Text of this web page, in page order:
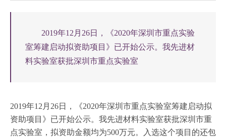
2019年12月26日，《2020年深圳市重点实验
室筹建启动拟资助项目》已开始公示。我先进材
料实验室获批深圳市重点实验室
2019年12月26日，《2020年深圳市重点实验室筹建启动拟
资助项目》已开始公示。我先进材料实验室获批深圳市重
点实验室，拟资助金额均为500万元。入选这个项目的还包